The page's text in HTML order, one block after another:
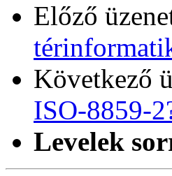
Előző
Következő
ISO-8859-
Levelek